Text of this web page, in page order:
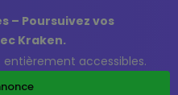
– Poursuivez vos
Kraken.
accessibles.